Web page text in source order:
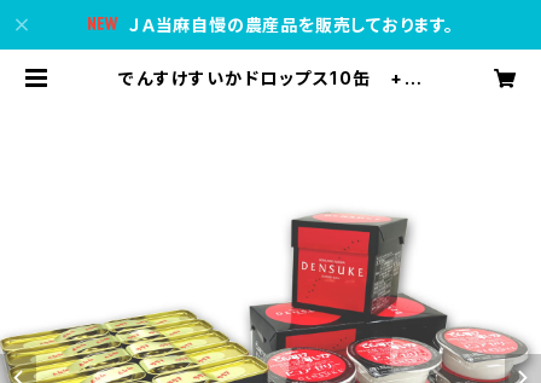
ＪＡ当麻自慢の農産品を販売しております。
でんすけすいかドロップス10缶 +